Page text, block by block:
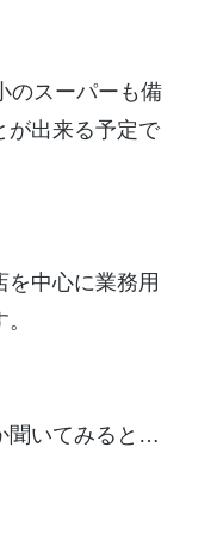
のスーパーも備
が出来る予定で
を中心に業務用
聞いてみると…